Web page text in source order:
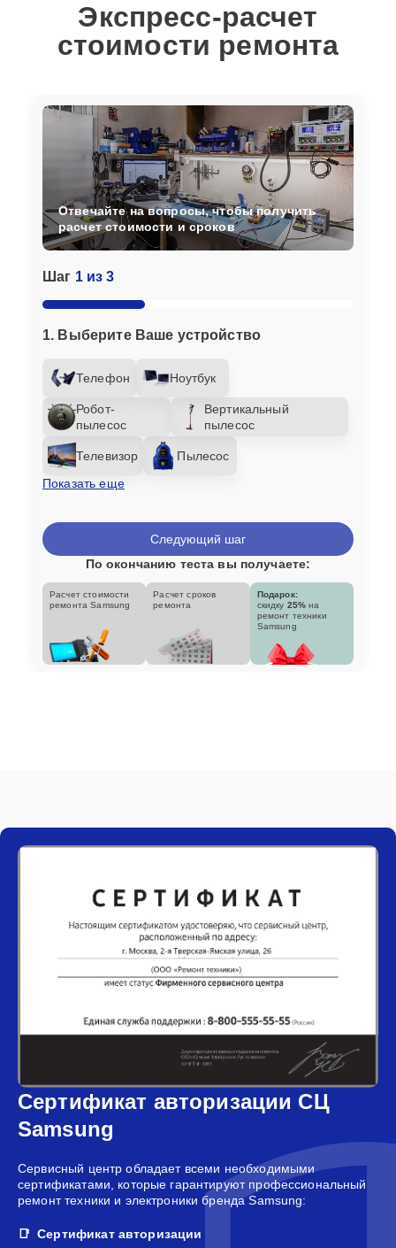
Экспресс-расчет
стоимости ремонта
Шаг 1 из 3
1. Выберите Ваше устройство
Телефон Ноутбук
Робот-
пылесос
Вертикальный
пылесос
Телевизор
Пылесос
Показать еще
Отвечайте на вопросы, чтобы получить
расчет стоимости и сроков
Следующий шаг
По окончанию теста вы получаете:
Расчет стоимости
ремонта Samsung
Расчет сроков
ремонта
Подарок:
скидку 25% на
ремонт техники
Samsung
Сертификат авторизации СЦ
Samsung
Сервисный центр обладает всеми необходимыми
сертификатами, которые гарантируют профессиональный
ремонт техники и электроники бренда Samsung:
Сертификат авторизации